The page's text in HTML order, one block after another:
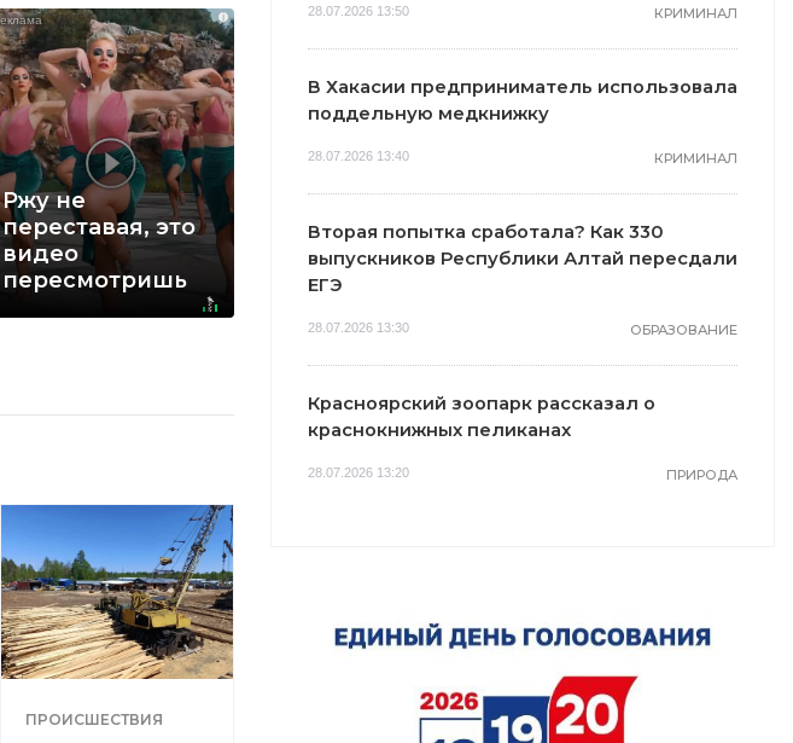
i
Ржу не
переставая, это
видео
пересмотришь
Королева вагона
отожгла! Видео
не оставит
равнодушным
Этот танец
невесты оставит
вас без слов!
ПРОИСШЕСТВИЯ
28.07.2026 13:50 КРИМИНАЛ
В Хакасии предприниматель использовала
поддельную медкнижку
28.07.2026 13:40 КРИМИНАЛ
Вторая попытка сработала? Как 330
выпускников Республики Алтай пересдали
ЕГЭ
28.07.2026 13:30 ОБРАЗОВАНИЕ
Красноярский зоопарк рассказал о
краснокнижных пеликанах
28.07.2026 13:20 ПРИРОДА